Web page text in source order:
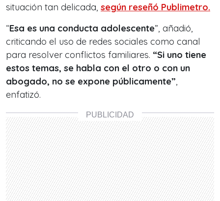
situación tan delicada, según reseñó Publimetro.
“Esa es una conducta adolescente”, añadió,
criticando el uso de redes sociales como canal
para resolver conflictos familiares. “Si uno tiene
estos temas, se habla con el otro o con un
abogado, no se expone públicamente”,
enfatizó.